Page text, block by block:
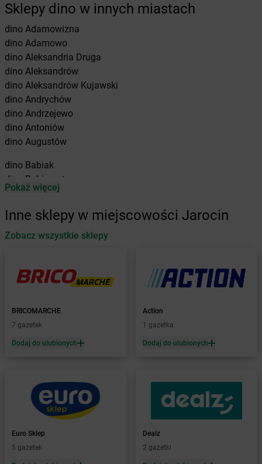
Sklepy dino w innych miastach
dino Adamowizna
dino Adamowo
dino Aleksandria Druga
dino Aleksandrów
dino Aleksandrów Kujawski
dino Andrychów
dino Andrzejewo
dino Antoniów
dino Augustów
dino Babiak
dino
Babimost
dino Baborów
dino
Baboszewo
dino Baćkowice
dino Baczyna
dino Bąków
dino Baranów
dino
Baranowo
dino Barczewo
Bartniczka
Baruchowo
Barwice
dino Będków
dino Bedlno
dino
Bełchatów
Pokaż więcej
Inne sklepy w miejscowości Jarocin
Zobacz wszystkie sklepy
BRICOMARCHE
7 gazetek
Dodaj do ulubionych
Action
1 gazetka
Dodaj do ulubionych
Euro Sklep
5 gazetek
Dealz
2 gazetki